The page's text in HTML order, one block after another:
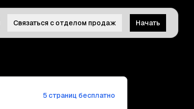
Связаться с отделом продаж Начать
5 страниц бесплатно